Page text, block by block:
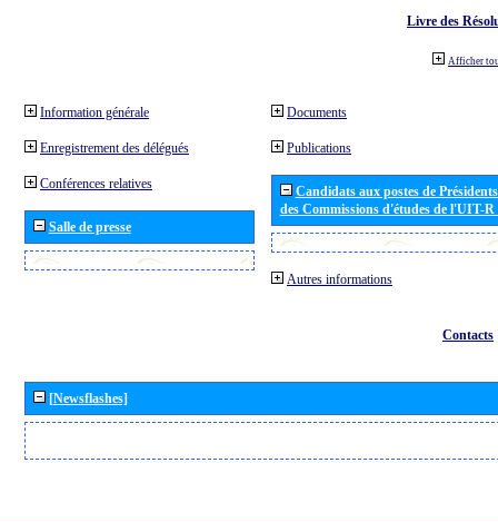
Livre des
Afficher
Information générale
Enregistrement des délégués
Conférences relatives
Salle de presse
Documents
Publications
Candidats aux postes de
des Commissions d'études de l'UIT-
Autres informations
Contacts
[Newsflashes]